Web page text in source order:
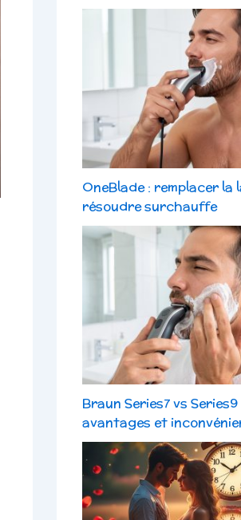
OneBlade : remplacer la
résoudre surchauffe
Braun Series7 vs Series9
avantages et